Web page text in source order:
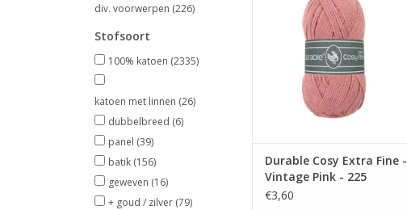
div. voorwerpen (226)
Stofsoort
100% katoen (2335)
katoen met linnen (26)
dubbelbreed (6)
panel (39)
batik (156)
geweven (16)
+ goud / zilver (79)
TOEVOEGEN AAN WINKELWAGEN
Durable Cosy Extra Fine -
Vintage Pink - 225
€3,60